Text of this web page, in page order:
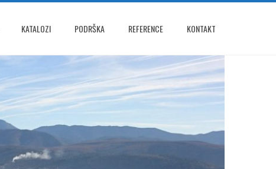
KATALOZI PODRŠKA REFERENCE KONTAKT